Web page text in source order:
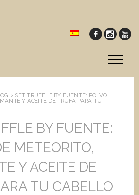
> SET TRUFFLE BY FUENTE: POLVO
Y ACEITE DE TRUFA PARA TU
BY FUENTE:
METEORITO,
Y ACEITE DE
TU CABELLO